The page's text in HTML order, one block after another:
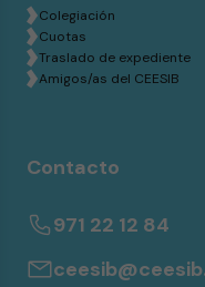
Colegiación
Cuotas
Traslado de expediente
Amigos/as del CEESIB
Contacto
971 22 12 84